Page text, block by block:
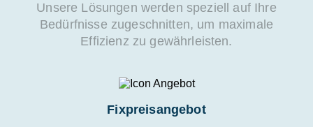
Unsere Lösungen werden speziell auf Ihre
Bedürfnisse zugeschnitten, um maximale
Effizienz zu gewährleisten.
Fixpreisangebot